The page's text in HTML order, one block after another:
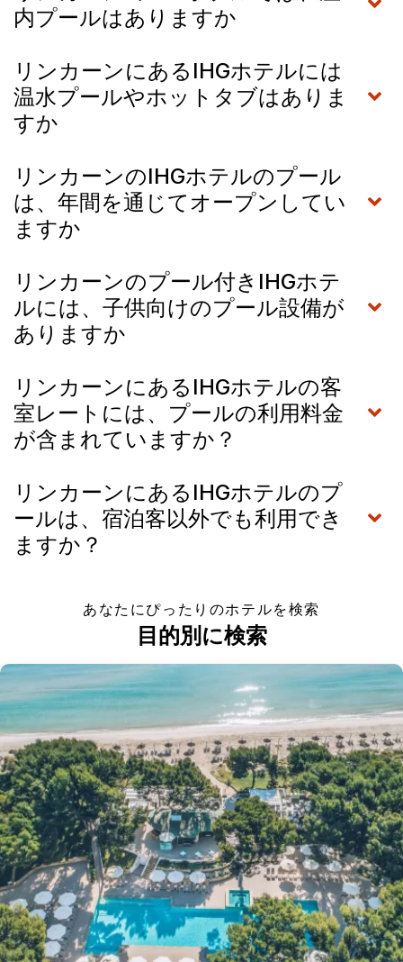
内プールはありますか
リンカーンにあるIHGホテルには
温水プールやホットタブはありま
すか
リンカーンのIHGホテルのプール
は、年間を通じてオープンしてい
ますか
リンカーンのプール付きIHGホテ
ルには、子供向けのプール設備が
ありますか
リンカーンにあるIHGホテルの客
室レートには、プールの利用料金
が含まれていますか？
リンカーンにあるIHGホテルのプ
ールは、宿泊客以外でも利用でき
ますか？
あなたにぴったりのホテルを検索
目的別に検索